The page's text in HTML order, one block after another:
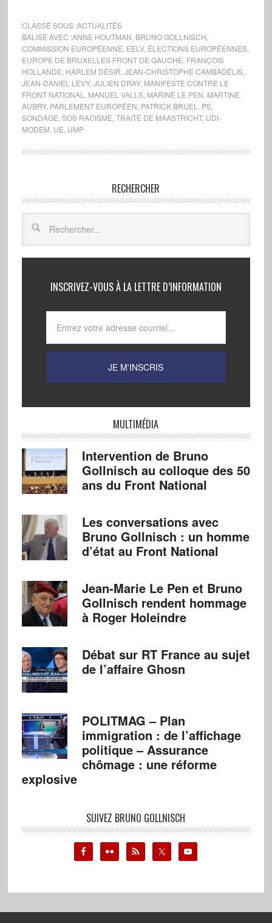
CLASSÉ SOUS :ACTUALITÉS
BALISÉ AVEC :ANNE HOUTMAN BRUNO GOLLNISCH
COMMISSION EUROPÉENNE EELV, ÉLECTIONS EUROPÉENNES,
EUROPE DE BRUXELLES FRONT DE GAUCHE FRANÇOIS
HOLLANDE HARLEM DÉSIR JEAN-CHRISTOPHE CAMBADÉLIS,
JEAN-DANIEL LEVY, JULIEN DRAY, MANIFESTE CONTRE LE
FRONT NATIONAL
MANUEL VALLS, MARINE LE PEN MARTINE
AUBRY, PARLEMENT EUROPÉEN PATRICK BRUEL PS,
SONDAGE SOS RACISME TRAITÉ DE MAASTRICHT, UDI-
MODEM UE UMP
RECHERCHER
INSCRIVEZ-VOUS À LA LETTRE D’INFORMATION
MULTIMÉDIA
Intervention de Bruno
Gollnisch au colloque des 50
ans du Front National
Les conversations avec
Bruno Gollnisch : un homme
d’état au Front National
Jean-Marie Le Pen et Bruno
Gollnisch rendent hommage
à Roger Holeindre
Débat sur RT France au sujet
de l’affaire Ghosn
POLITMAG – Plan
immigration : de l’affichage
politique – Assurance
chômage : une réforme
explosive
SUIVEZ BRUNO GOLLNISCH